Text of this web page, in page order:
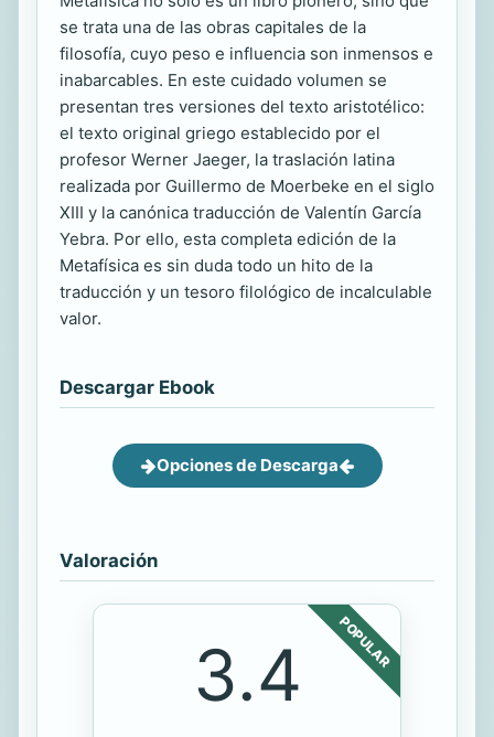
se trata una de las obras capitales de la
filosofía, cuyo peso e influencia son inmensos e
inabarcables. En este cuidado volumen se
presentan tres versiones del texto aristotélico:
el texto original griego establecido por el
profesor Werner Jaeger, la traslación latina
realizada por Guillermo de Moerbeke en el siglo
XIII y la canónica traducción de Valentín García
Yebra. Por ello, esta completa edición de la
Metafísica es sin duda todo un hito de la
traducción y un tesoro filológico de incalculable
valor.
Descargar Ebook
Opciones de Descarga
Valoración
POPULAR
3.4